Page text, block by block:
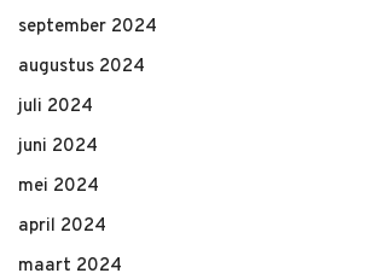
september 2024
augustus 2024
juli 2024
juni 2024
mei 2024
april 2024
maart 2024